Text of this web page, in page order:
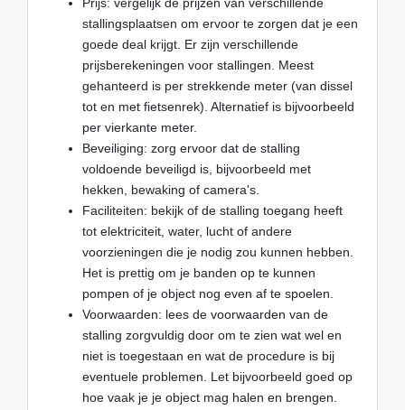
stallingsplaatsen om ervoor te zorgen dat je een
goede deal krijgt. Er zijn verschillende
prijsberekeningen voor stallingen. Meest
gehanteerd is per strekkende meter (van dissel
tot en met fietsenrek). Alternatief is bijvoorbeeld
per vierkante meter.
Beveiliging: zorg ervoor dat de stalling
voldoende beveiligd is, bijvoorbeeld met
hekken, bewaking of camera's.
Faciliteiten: bekijk of de stalling toegang heeft
tot elektriciteit, water, lucht of andere
voorzieningen die je nodig zou kunnen hebben.
Het is prettig om je banden op te kunnen
pompen of je object nog even af te spoelen.
Voorwaarden: lees de voorwaarden van de
stalling zorgvuldig door om te zien wat wel en
niet is toegestaan en wat de procedure is bij
eventuele problemen. Let bijvoorbeeld goed op
hoe vaak je je object mag halen en brengen.